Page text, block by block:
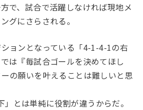
で、試合で活躍しなければ現地メ
グにさらされる。
ョンとなっている「4-1-4-1の右
は『毎試合ゴールを決めてほし
の願いを叶えることは難しいと思
」とは単純に役割が違うからだ。